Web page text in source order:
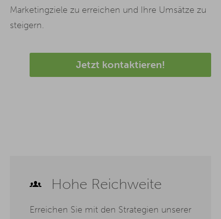
Marketingziele zu erreichen und Ihre Umsätze zu
steigern.
Jetzt kontaktieren!
Hohe Reichweite
Erreichen Sie mit den Strategien unserer